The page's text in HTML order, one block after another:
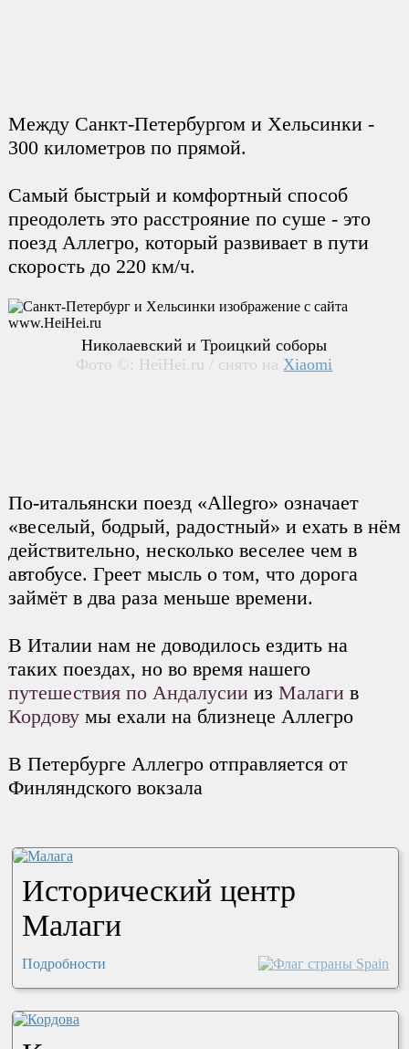
Между Санкт-Петербургом и Хельсинки -
300 километров по прямой.
Самый быстрый и комфортный способ
преодолеть это расстрояние по суше - это
поезд Аллегро, который развивает в пути
скорость до 220 км/ч.
Николаевский и Троицкий соборы
Фото ©: HeiHei.ru / снято на Xiaomi
По-итальянски поезд «Allegro» означает
«веселый, бодрый, радостный» и ехать в нём
действительно, несколько веселее чем в
автобусе. Греет мысль о том, что дорога
займёт в два раза меньше времени.
В Италии нам не доводилось ездить на
таких поездах, но во время нашего
путешествия по Андалусии из Малаги в
Кордову мы ехали на близнеце Аллегро
В Петербурге Аллегро отправляется от
Финляндского вокзала
Исторический центр
Малаги
Подробности